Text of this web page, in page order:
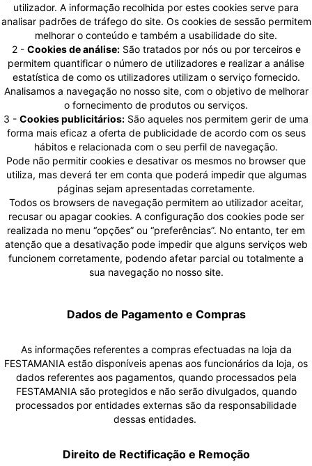
utilizador. A informação recolhida por estes cookies serve para
analisar padrões de tráfego do site. Os cookies de sessão permitem
melhorar o conteúdo e também a usabilidade do site.
2 - Cookies de análise:São tratados por nós ou por terceiros e
permitem quantificar o número de utilizadores e realizar a análise
estatística de como os utilizadores utilizam o serviço fornecido.
Analisamos a navegação no nosso site, com o objetivo de melhorar
o fornecimento de produtos ou serviços.
3 - Cookies publicitários: São aqueles nos permitem gerir de uma
forma mais eficaz a oferta de publicidade de acordo com os seus
hábitos e relacionada com o seu perfil de navegação.
Pode não permitir cookies e desativar os mesmos no browser que
utiliza, mas deverá ter em conta que poderá impedir que algumas
páginas sejam apresentadas corretamente.
Todos os browsers de navegação permitem ao utilizador aceitar,
recusar ou apagar cookies. A configuração dos cookies pode ser
realizada no menu “opções” ou “preferências”. No entanto, ter em
atenção que a desativação pode impedir que alguns serviços web
funcionem corretamente, podendo afetar parcial ou totalmente a
sua navegação no nosso site.
Dados de Pagamento e Compras
As informações referentes a compras efectuadas na loja da
FESTAMANIA estão disponíveis apenas aos funcionários da loja, os
dados referentes aos pagamentos, quando processados pela
FESTAMANIA são protegidos e não serão divulgados, quando
processados por entidades externas são da responsabilidade
dessas entidades.
Direito de Rectificação e Remoção